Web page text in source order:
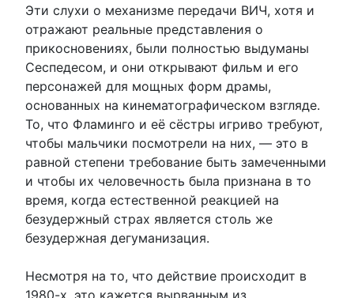
Эти слухи о механизме передачи ВИЧ, хотя и
отражают реальные представления о
прикосновениях, были полностью выдуманы
Сеспедесом, и они открывают фильм и его
персонажей для мощных форм драмы,
основанных на кинематографическом взгляде.
То, что Фламинго и её сёстры игриво требуют,
чтобы мальчики посмотрели на них, — это в
равной степени требование быть замеченными
и чтобы их человечность была признана в то
время, когда естественной реакцией на
безудержный страх является столь же
безудержная дегуманизация.
Несмотря на то, что действие происходит в
1980-х, это кажется вырванным из